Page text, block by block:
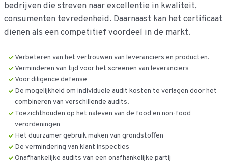
bedrijven die streven naar excellentie in kwaliteit,
consumenten tevredenheid. Daarnaast kan het certificaat
dienen als een competitief voordeel in de markt.
Verbeteren van het vertrouwen van leveranciers en producten.
Verminderen van tijd voor het screenen van leveranciers
Voor diligence defense
De mogelijkheid om individuele audit kosten te verlagen door het
combineren van verschillende audits.
Toezichthouden op het naleven van de food en non-food
verordeningen
Het duurzamer gebruik maken van grondstoffen
De vermindering van klant inspecties
Onafhankelijke audits van een onafhankelijke partij